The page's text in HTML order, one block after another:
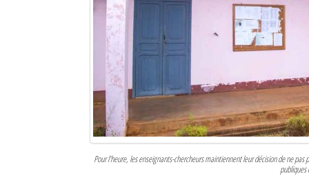
Le Nord de Madagascar
Pour l’heure, les enseignants-chercheurs maintiennent leur décision de ne
publiques